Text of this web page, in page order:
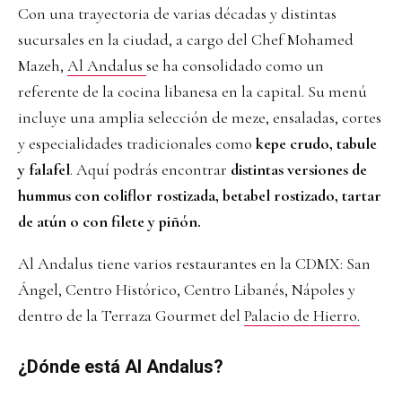
Con una trayectoria de varias décadas y distintas
sucursales en la ciudad, a cargo del Chef Mohamed
Mazeh, Al Andalus se ha consolidado como un
referente de la cocina libanesa en la capital. Su menú
incluye una amplia selección de meze, ensaladas, cortes
y especialidades tradicionales como kepe crudo, tabule
y falafel. Aquí podrás encontrar distintas versiones de
hummus con coliflor rostizada, betabel rostizado, tartar
de atún o con filete y piñón.
Al Andalus tiene varios restaurantes en la CDMX: San
Ángel, Centro Histórico, Centro Libanés, Nápoles y
dentro de la Terraza Gourmet del Palacio de Hierro.
¿Dónde está Al Andalus?